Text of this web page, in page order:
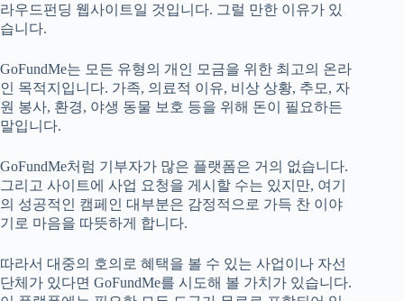
라우드펀딩 웹사이트일 것입니다. 그럴 만한 이유가 있
습니다.
GoFundMe는 모든 유형의 개인 모금을 위한 최고의 온라
인 목적지입니다. 가족, 의료적 이유, 비상 상황, 추모, 자
원 봉사, 환경, 야생 동물 보호 등을 위해 돈이 필요하든
말입니다.
GoFundMe처럼 기부자가 많은 플랫폼은 거의 없습니다.
그리고 사이트에 사업 요청을 게시할 수는 있지만, 여기
의 성공적인 캠페인 대부분은 감정적으로 가득 찬 이야
기로 마음을 따뜻하게 합니다.
따라서 대중의 호의로 혜택을 볼 수 있는 사업이나 자선
단체가 있다면 GoFundMe를 시도해 볼 가치가 있습니다.